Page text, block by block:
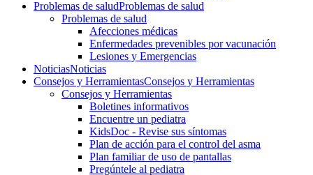
Problemas de saludProblemas de salud
Problemas de salud
Afecciones médicas
Enfermedades prevenibles por vacunación
Lesiones y Emergencias
NoticiasNoticias
Consejos y HerramientasConsejos y Herramientas
Consejos y Herramientas
Boletines informativos
Encuentre un pediatra
KidsDoc - Revise sus síntomas
Plan de acción para el control del asma
Plan familiar de uso de pantallas
Pregúntele al pediatra